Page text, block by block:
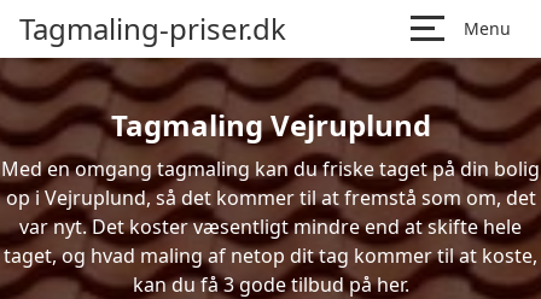
Tagmaling-priser.dk Menu
Tagmaling Vejruplund
Med en omgang tagmaling kan du friske taget på din bolig
op i Vejruplund, så det kommer til at fremstå som om, det
var nyt. Det koster væsentligt mindre end at skifte hele
taget, og hvad maling af netop dit tag kommer til at koste,
kan du få 3 gode tilbud på her.